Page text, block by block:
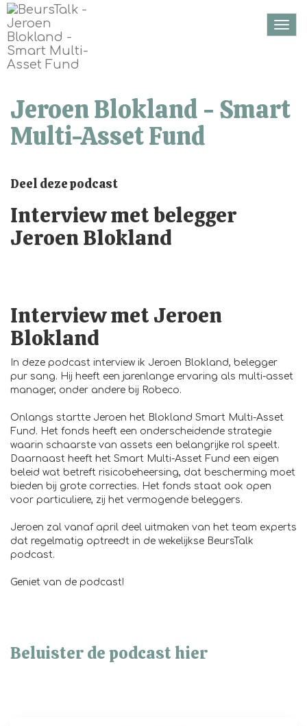
Jeroen Blokland - Smart
Multi-Asset Fund
Deel deze podcast
Interview met belegger
Jeroen Blokland
Interview met Jeroen
Blokland
In deze podcast interview ik Jeroen Blokland, belegger
pur sang. Hij heeft een jarenlange ervaring als multi-asset
manager, onder andere bij Robeco.
Onlangs startte Jeroen het Blokland Smart Multi-Asset
Fund. Het fonds heeft een onderscheidende strategie
waarin schaarste van assets een belangrijke rol speelt.
Daarnaast heeft het Smart Multi-Asset Fund een eigen
beleid wat betreft risicobeheersing, dat bescherming moet
bieden bij grote correcties. Het fonds staat ook open
voor particuliere, zij het vermogende beleggers.
Jeroen zal vanaf april deel uitmaken van het team experts
dat regelmatig optreedt in de wekelijkse BeursTalk
podcast.
Geniet van de podcast!
Beluister de podcast hier